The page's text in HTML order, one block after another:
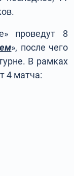
проведут 8
», после чего
В рамках
4 матча: